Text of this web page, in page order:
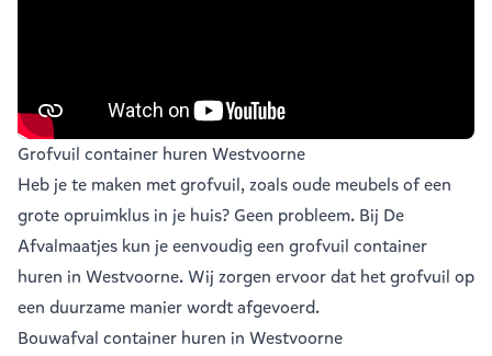
Grofvuil container huren Westvoorne
Heb je te maken met grofvuil, zoals oude meubels of een
grote opruimklus in je huis? Geen probleem. Bij De
Afvalmaatjes kun je eenvoudig een grofvuil container
huren in Westvoorne. Wij zorgen ervoor dat het grofvuil op
een duurzame manier wordt afgevoerd.
Bouwafval container huren in Westvoorne